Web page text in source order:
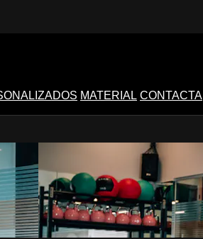
MATERIAL CONTACTA